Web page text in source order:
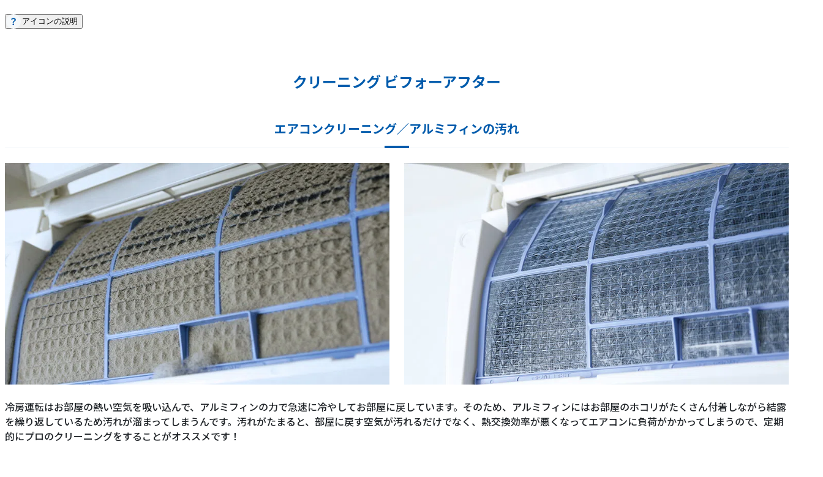
アイコンの説明
クリーニング ビフォーアフター
エアコンクリーニング／アルミフィンの汚れ
冷房運転はお部屋の熱い空気を吸い込んで、アルミフィンの力で急速に冷やしてお部屋に戻しています。そのため、アルミフィンにはお部屋のホコリがたくさん付着しながら結露
を繰り返しているため汚れが溜まってしまうんです。汚れがたまると、部屋に戻す空気が汚れるだけでなく、熱交換効率が悪くなってエアコンに負荷がかかってしまうので、定期
的にプロのクリーニングをすることがオススメです！